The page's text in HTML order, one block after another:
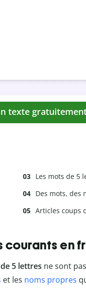
texte
Les mots de 5
Des mots, des
Articles coups
courants en
5 lettres ne sont
et les noms propres